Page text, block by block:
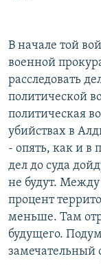
В начале той
военной
расследовать
политической
политическая
убийствах в
- опять, как и в
дел до суда
не будут.
процент
меньше. Там
будущего.
замечательный